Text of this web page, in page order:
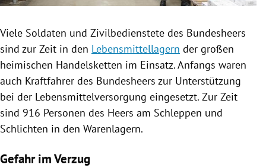
Untermenü
Untermenü
Viele Soldaten und Zivilbedienstete des Bundesheers
sind zur Zeit in den Lebensmittellagern der großen
heimischen Handelsketten im Einsatz. Anfangs waren
auch Kraftfahrer des Bundesheers zur Unterstützung
bei der Lebensmittelversorgung eingesetzt. Zur Zeit
sind 916 Personen des Heers am Schleppen und
Schlichten in den Warenlagern.
Gefahr im Verzug